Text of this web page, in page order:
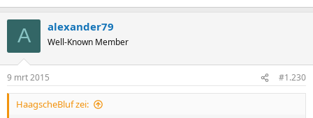
A alexander79
Well-Known Member
9 mrt 2015 #1.230
HaagscheBluf zei: